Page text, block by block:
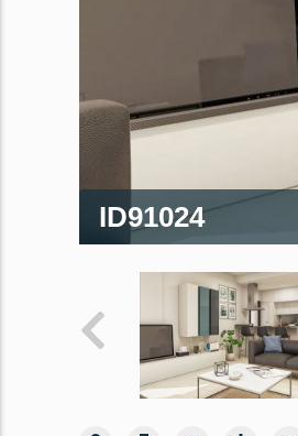
ID91024